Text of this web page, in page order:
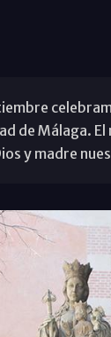
de Málaga.
y madre